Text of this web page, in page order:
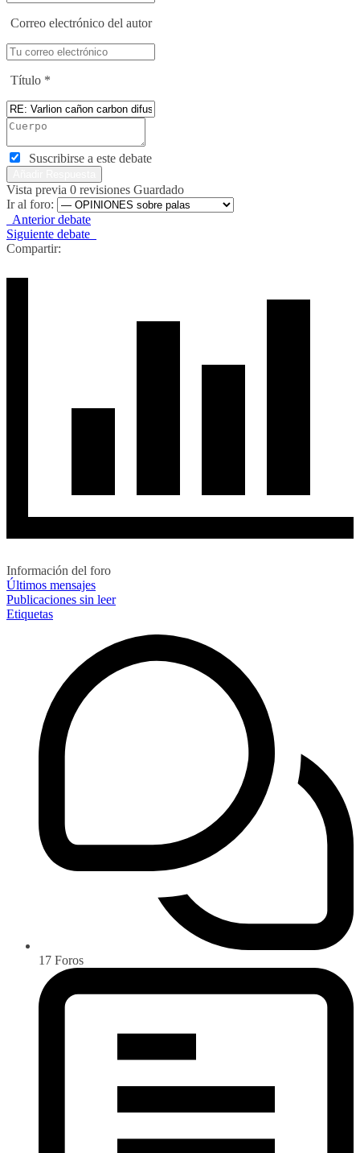
Correo electrónico del autor
Título *
Suscribirse a este debate
Vista previa 0 revisiones Guardado
Ir al foro:
Anterior debate
Siguiente debate
Compartir:
Información del foro
Últimos mensajes
Publicaciones sin leer
Etiquetas
17 Foros